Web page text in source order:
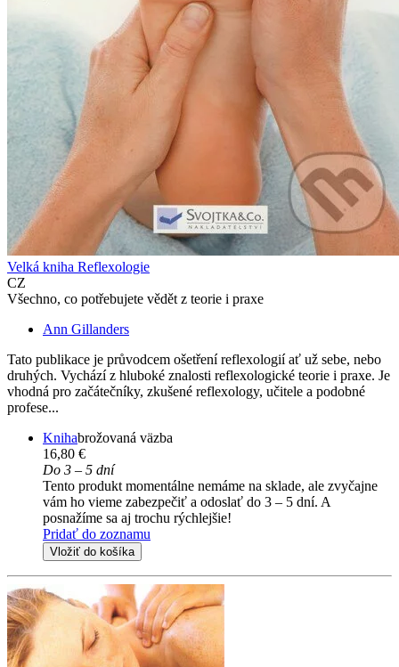
Velká kniha Reflexologie
CZ
Všechno, co potřebujete vědět z teorie i praxe
Ann Gillanders
Tato publikace je průvodcem ošetření reflexologií ať už sebe, nebo
druhých. Vychází z hluboké znalosti reflexologické teorie i praxe. Je
vhodná pro začátečníky, zkušené reflexology, učitele a podobné
profese...
Knihabrožovaná väzba
16,80 €
Do 3 – 5 dní
Tento produkt momentálne nemáme na sklade, ale zvyčajne
vám ho vieme zabezpečiť a odoslať do 3 – 5 dní. A
posnažíme sa aj trochu rýchlejšie!
Pridať do zoznamu
Vložiť do košíka